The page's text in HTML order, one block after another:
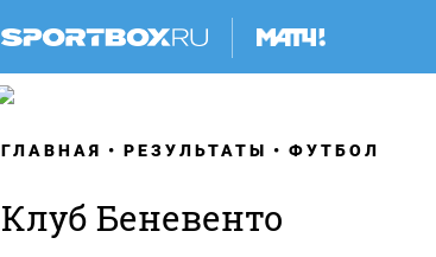
ГЛАВНАЯ РЕЗУЛЬТАТЫ ФУТБОЛ
Клуб Беневенто